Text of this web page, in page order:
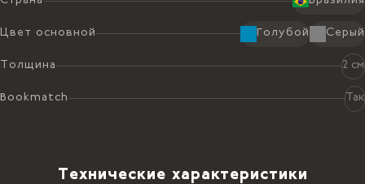
Цвет основной Голубой Серый
Толщина 2 см
Bookmatch Так
Технические характеристики